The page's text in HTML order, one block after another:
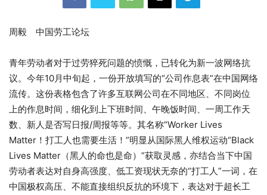
周毅 中国劳工论坛
青年劳动者对于过劳猝死问题的愤慨，已转化为新一波网络抗
议。今年10月中旬起，一份开放填写的“公司作息表”在中国网络
流传。这份表格包含了许多互联网公司在不同地区、不同岗位
上的作息时间，细化到上下班时间、午晚饭时间、一周工作天
数、新人是否写日报/周报等等。其名称“Worker Lives
Matter！打工人也需要生活！”明显从国际黑人维权运动“Black
Lives Matter（黑人的命也是命）”获取灵感，亦结合当下中国
劳动者表达对自身高强度、低工资现状无奈的“打工人”一词，在
中国极权高压、不能直接组织反抗的环境下，表达对于超长工